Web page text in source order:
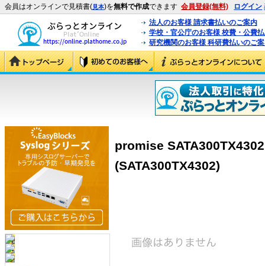
会員はオンラインで見積書(見本)を無料で作成できます 会員登録(無料) ログイン
法人のお客様 請求書払いのご案内
学校・官公庁のお客様 校費・公費
研究機関のお客様 科研費払いのご
promise
(SATA300TX4302)